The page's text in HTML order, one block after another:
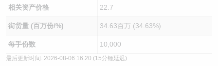
相关资产价格 22.7
街货量 (百万份/%) 34.63百万 (34.63%)
每手份数 10,000
最后更新时间: 2026-08-06 16:20 (15分锺延迟)